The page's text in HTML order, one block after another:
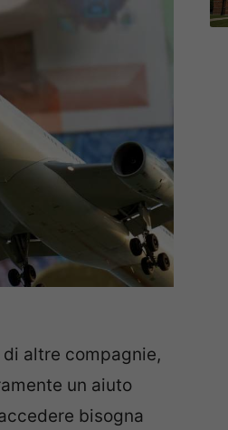
di altre compagnie,
un aiuto
bisogna